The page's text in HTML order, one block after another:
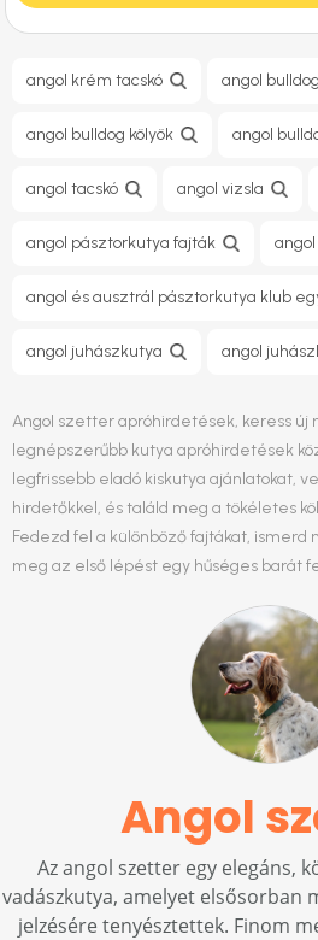
angol krém tacskó angol bulldog
angol bulldog kölyök angol
angol tacskó angol vizsla
angol pásztorkutya fajták
angol és ausztrál pásztorkutya klub
angol juhászkutya angol
Angol szetter apróhirdetések, keress új
legnépszerűbb kutya apróhirdetések
legfrissebb eladó kiskutya ajánlatokat,
hirdetőkkel, és találd meg a tökéletes
Fedezd fel a különböző fajtákat, ismerd
meg az első lépést egy hűséges barát
Angol
Az angol szetter egy elegáns,
vadászkutya, amelyet elsősorban
jelzésére tenyésztettek. Finom